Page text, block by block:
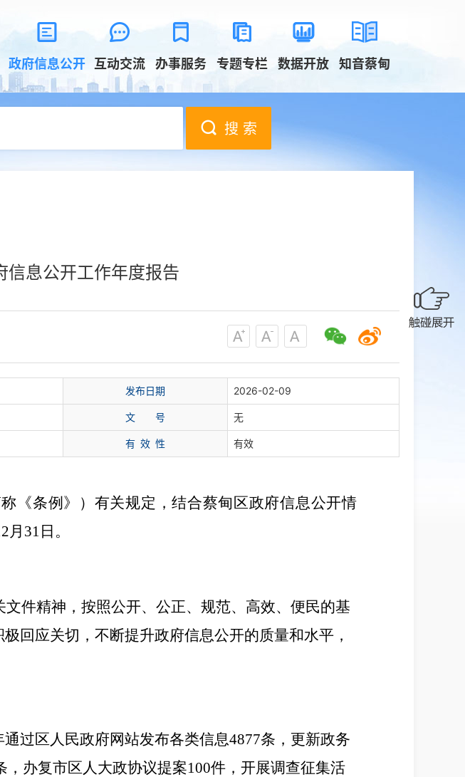
政府信息公开 互动交流 办事服务 专题专栏 数据开放 知音蔡甸
搜 索
息公开工作年度报告
发布日期 2026-02-09
文 号 无
有 效 性 有效
《条例》）有关规定，结合蔡甸 区政府信息公开情
月 31 日。
件精神，按照公开、公正、规范、高效、便民的基
回应关切，不断提升政府信息公开的质量和水平，
过区人民政府网站发布各类信息4877条，更新政务
，办复市区人大政协议提案100件， 开展调查征集活